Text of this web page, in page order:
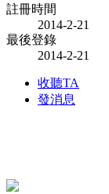
註冊時間
2014-2-21
最後登錄
2014-2-21
收聽TA
發消息